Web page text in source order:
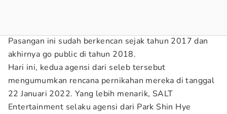
Pasangan ini sudah berkencan sejak tahun 2017 dan
akhirnya go public di tahun 2018.
Hari ini, kedua agensi dari seleb tersebut
mengumumkan rencana pernikahan mereka di tanggal
22 Januari 2022. Yang lebih menarik, SALT
Entertainment selaku agensi dari Park Shin Hye